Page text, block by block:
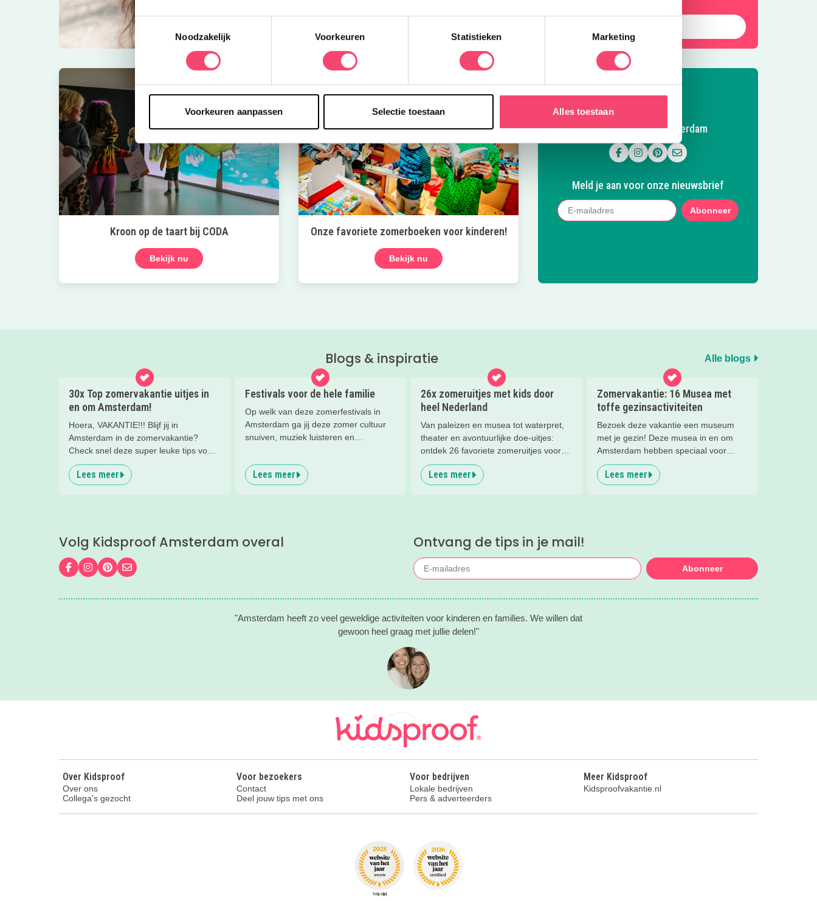
Toestemmingsselectie
Noodzakelijk
Voorkeuren Statistieken Marketing
Voorkeuren aanpassen Selectie toestaan Alles toestaan
Kroon op de taart bij CODA
Bekijk nu
Onze favoriete zomerboeken voor kinderen!
Bekijk nu
Volg Kidsproof Amsterdam
Volg ons op Facebook
Volg ons op Instagram
Volg ons op Pinterest
Mail ons
Meld je aan voor onze nieuwsbrief
Abonneer
Blogs & inspiratie Alle blogs
30x Top zomervakantie uitjes in
en om Amsterdam!
Hoera, VAKANTIE!!! Blijf jij in
Amsterdam in de zomervakantie?
Check snel deze super leuke tips voor
uitjes, gezinsuitjes en vakantiekampen!
Fijne vakantie!
Lees meer
Festivals voor de hele familie
Op welk van deze zomerfestivals in
Amsterdam ga jij deze zomer cultuur
snuiven, muziek luisteren en
Lees meer
26x zomeruitjes met kids door
heel Nederland
Van paleizen en musea tot waterpret,
theater en avontuurlijke doe-uitjes:
ontdek 26 favoriete zomeruitjes voor
gezinnen door heel Nederland.
Lees meer
Zomervakantie: 16 Musea met
toffe gezinsactiviteiten
Bezoek deze vakantie een museum
met je gezin! Deze musea in en om
Amsterdam hebben speciaal voor
families super leuke activiteiten deze
zomervakantie!
Lees meer
Volg Kidsproof Amsterdam overal
Volg ons op Facebook
Volg ons op Instagram
Volg ons op Pinterest
Mail ons
Ontvang de tips in je mail!
Abonneer
"Amsterdam heeft zo veel geweldige activiteiten voor kinderen en families. We willen dat
gewoon heel graag met jullie delen!"
Over Kidsproof
Over ons
Collega's gezocht
Voor bezoekers
Contact
Deel jouw tips met ons
Voor bedrijven
Lokale bedrijven
Pers & adverteerders
Meer Kidsproof
Kidsproofvakantie.nl